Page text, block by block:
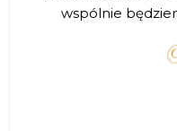
wspólnie